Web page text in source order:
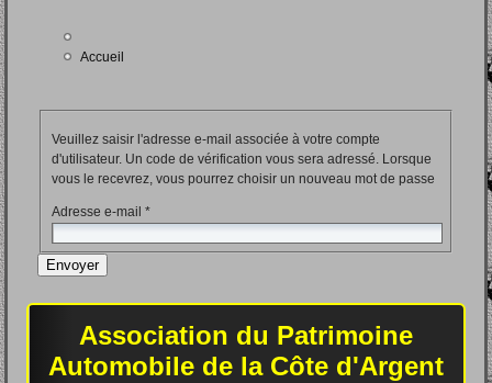
Accueil
Veuillez saisir l'adresse e-mail associée à votre compte
d'utilisateur. Un code de vérification vous sera adressé. Lorsque
vous le recevrez, vous pourrez choisir un nouveau mot de passe
Adresse e-mail *
Envoyer
Association du Patrimoine
Automobile de la Côte d'Argent